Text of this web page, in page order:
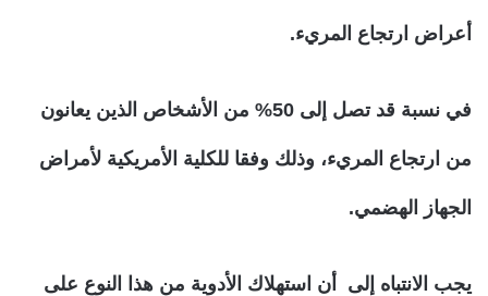
أعراض ارتجاع المريء.
في نسبة قد تصل إلى 50% من الأشخاص الذين يعانون
من ارتجاع المريء، وذلك وفقا للكلية الأمريكية لأمراض
الجهاز الهضمي.
يجب الانتباه إلى أن استهلاك الأدوية من هذا النوع على